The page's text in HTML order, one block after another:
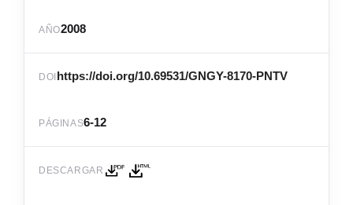
AÑO2008
DOI https://doi.org/10.69531/GNGY-8170-PNTV
PÁGINAS6-12
DESCARGAR